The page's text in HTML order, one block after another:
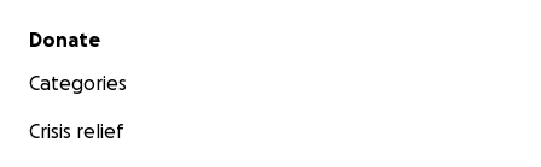
Secondary menu
Donate
Categories
Crisis relief